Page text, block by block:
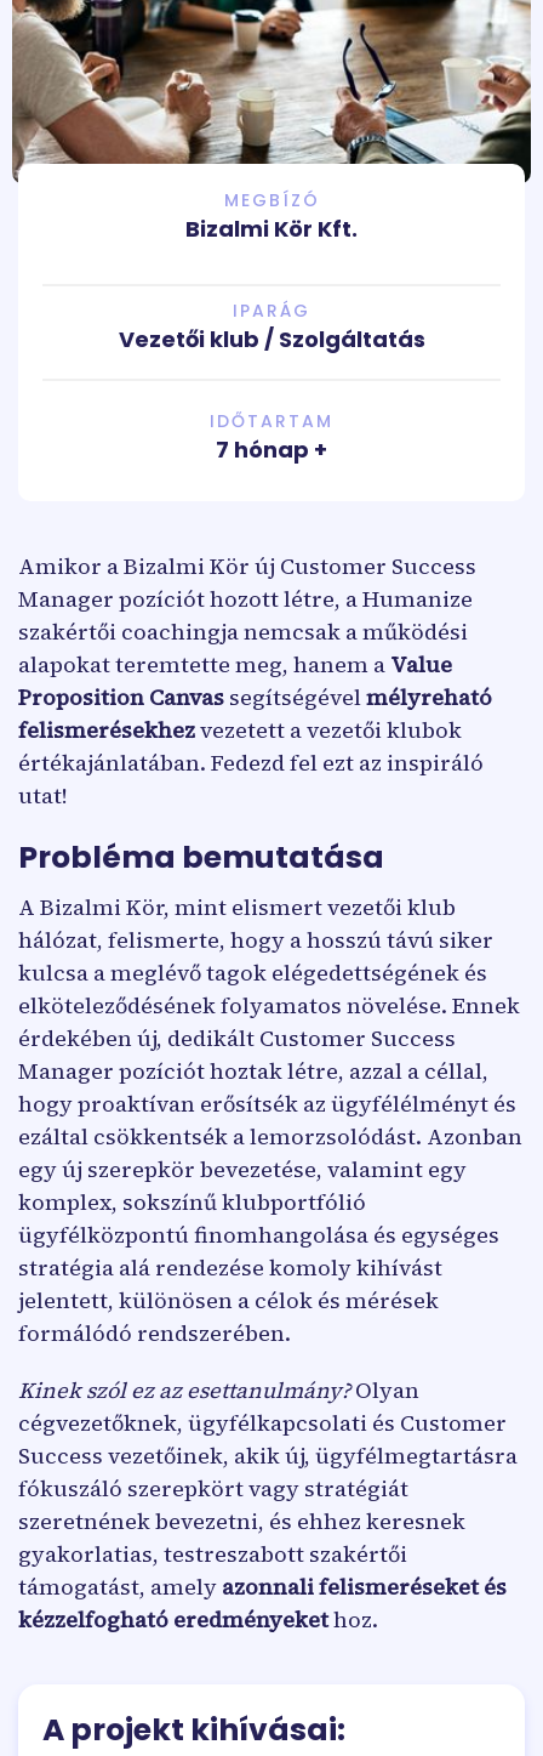
MEGBÍZÓ
Bizalmi Kör Kft.
IPARÁG
Vezetői klub / Szolgáltatás
IDŐTARTAM
7 hónap +
Amikor a Bizalmi Kör új Customer Success
Manager pozíciót hozott létre, a Humanize
szakértői coachingja nemcsak a működési
alapokat teremtette meg, hanem a Value
Proposition Canvas segítségévelmélyreható
felismerésekhezvezetett a vezetői klubok
értékajánlatában. Fedezd fel ezt az inspiráló
utat!
Probléma bemutatása
A Bizalmi Kör, mint elismert vezetői klub
hálózat, felismerte, hogy a hosszú távú siker
kulcsa a meglévő tagok elégedettségének és
elköteleződésének folyamatos növelése. Ennek
érdekében új, dedikált Customer Success
Manager pozíciót hoztak létre, azzal a céllal,
hogy proaktívan erősítsék az ügyfélélményt és
ezáltal csökkentsék a lemorzsolódást. Azonban
egy új szerepkör bevezetése, valamint egy
komplex, sokszínű klubportfólió
ügyfélközpontú finomhangolása és egységes
stratégia alá rendezése komoly kihívást
jelentett, különösen a célok és mérések
formálódó rendszerében.
Kinek szól ez az esettanulmány?Olyan
cégvezetőknek, ügyfélkapcsolati és Customer
Success vezetőinek, akik új, ügyfélmegtartásra
fókuszáló szerepkört vagy stratégiát
szeretnének bevezetni, és ehhez keresnek
gyakorlatias, testreszabott szakértői
támogatást, amely azonnali felismeréseket és
kézzelfogható eredményekethoz.
A projekt kihívásai: